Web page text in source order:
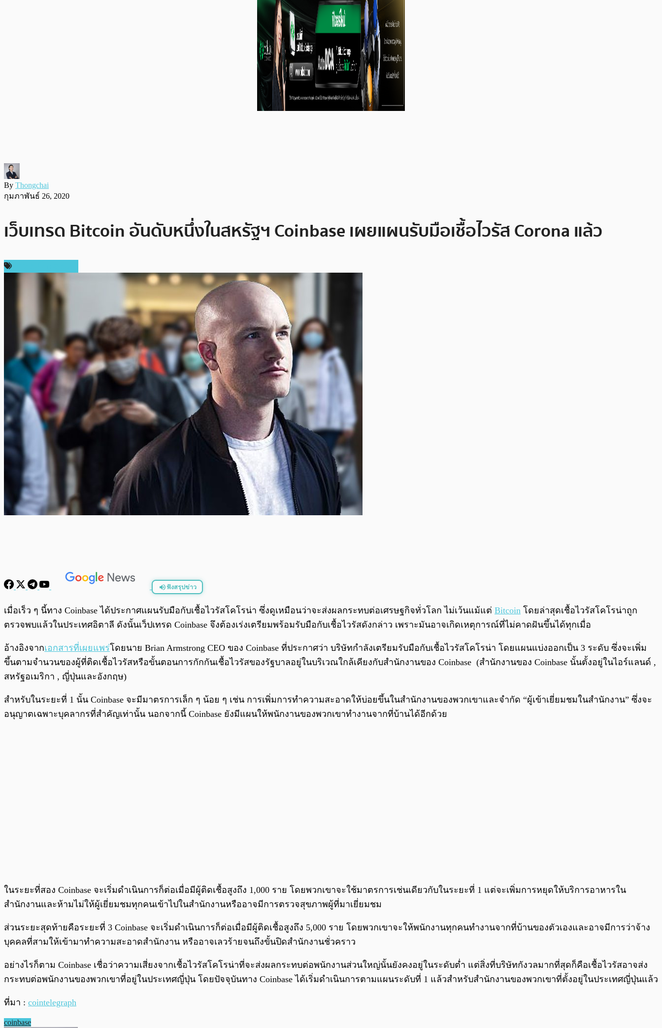
By Thongchai
กุมภาพันธ์ 26, 2020
เว็บเทรด Bitcoin อันดับหนึ่งในสหรัฐฯ Coinbase เผยแผนรับมือเชื้อไวรัส Corona แล้ว
ฟังสรุปข่าว
พร้อมเล่น 0:00 / 0:00
เมื่อเร็ว ๆ นี้ทาง Coinbase ได้ประกาศแผนรับมือกับเชื้อไวรัสโคโรน่า ซึ่งดูเหมือนว่าจะส่งผลกระทบต่อเศรษฐกิจทั่วโลก ไม่เว้นแม้แต่ Bitcoin โดยล่าสุดเชื้อไวรัสโคโรน่าถูก
ตรวจพบแล้วในประเทศอิตาลี ดังนั้นเว็ปเทรด Coinbase จึงต้องเร่งเตรียมพร้อมรับมือกับเชื้อไวรัสดังกล่าว เพราะมันอาจเกิดเหตุการณ์ที่ไม่คาดฝันขึ้นได้ทุกเมื่อ
อ้างอิงจากเอกสารที่เผยแพร่โดยนาย Brian Armstrong CEO ของ Coinbase ที่ประกาศว่า บริษัทกำลังเตรียมรับมือกับเชื้อไวรัสโคโรน่า โดยแผนแบ่งออกเป็น 3 ระดับ ซึ่งจะเพิ่ม
ขึ้นตามจำนวนของผู้ที่ติดเชื้อไวรัสหรือขั้นตอนการกักกันเชื้อไวรัสของรัฐบาลอยู่ในบริเวณใกล้เคียงกับสำนักงานของ Coinbase (สำนักงานของ Coinbase นั้นตั้งอยู่ในไอร์แลนด์ ,
สหรัฐอเมริกา , ญี่ปุ่นและอังกฤษ)
สำหรับในระยะที่ 1 นั้น Coinbase จะมีมาตรการเล็ก ๆ น้อย ๆ เช่น การเพิ่มการทำความสะอาดให้บ่อยขึ้นในสำนักงานของพวกเขาและจำกัด “ผู้เข้าเยี่ยมชมในสำนักงาน” ซึ่งจะ
อนุญาตเฉพาะบุคลากรที่สำคัญเท่านั้น นอกจากนี้ Coinbase ยังมีแผนให้พนักงานของพวกเขาทำงานจากที่บ้านได้อีกด้วย
ในระยะที่สอง Coinbase จะเริ่มดำเนินการก็ต่อเมื่อมีผู้ติดเชื้อสูงถึง 1,000 ราย โดยพวกเขาจะใช้มาตรการเช่นเดียวกับในระยะที่ 1 แต่จะเพิ่มการหยุดให้บริการอาหารใน
สำนักงานและห้ามไม่ให้ผู้เยี่ยมชมทุกคนเข้าไปในสำนักงานหรืออาจมีการตรวจสุขภาพผู้ที่มาเยี่ยมชม
ส่วนระยะสุดท้ายคือระยะที่ 3 Coinbase จะเริ่มดำเนินการก็ต่อเมื่อมีผู้ติดเชื้อสูงถึง 5,000 ราย โดยพวกเขาจะให้พนักงานทุกคนทำงานจากที่บ้านของตัวเองและอาจมีการว่าจ้าง
บุคคลที่สามให้เข้ามาทำความสะอาดสำนักงาน หรืออาจเลวร้ายจนถึงขั้นปิดสำนักงานชั่วคราว
อย่างไรก็ตาม Coinbase เชื่อว่าความเสี่ยงจากเชื้อไวรัสโคโรน่าที่จะส่งผลกระทบต่อพนักงานส่วนใหญ่นั้นยังคงอยู่ในระดับต่ำ แต่สิ่งที่บริษัทกังวลมากที่สุดก็คือเชื้อไวรัสอาจส่ง
กระทบต่อพนักงานของพวกเขาที่อยู่ในประเทศญี่ปุ่น โดยปัจจุบันทาง Coinbase ได้เริ่มดำเนินการตามแผนระดับที่ 1 แล้วสำหรับสำนักงานของพวกเขาที่ตั้งอยู่ในประเทศญี่ปุ่นแล้ว
ที่มา : cointelegraph
coinbase